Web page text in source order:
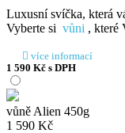
Luxusní svíčka, která
Vyberte si vůni , které
více informací
1 590 Kč s DPH
vůně Alien 450g
1 590 Kč